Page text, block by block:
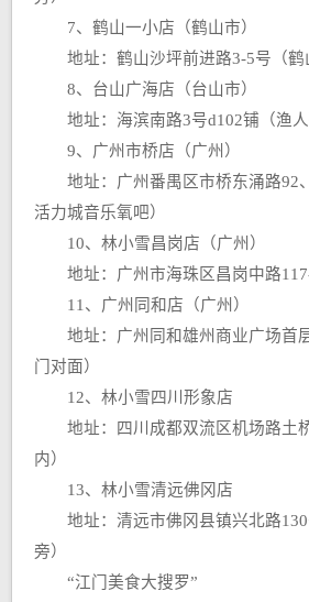
7、鹤山一小店（鹤山市）
地址：鹤山沙坪前进路3-5号（鹤
8、台山广海店（台山市）
地址：海滨南路3号d102铺（渔人
9、广州市桥店（广州）
地址：广州番禺区市桥东涌路92
活力城音乐氧吧）
10、林小雪昌岗店（广州）
地址：广州市海珠区昌岗中路
11、广州同和店（广州）
地址：广州同和雄州商业广场首
门对面）
12、林小雪四川形象店
地址：四川成都双流区机场路土
内）
13、林小雪清远佛冈店
地址：清远市佛冈县镇兴北路130
旁）
“江门美食大搜罗”